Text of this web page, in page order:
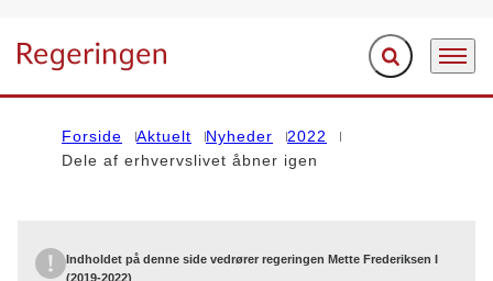
Gå til forsiden Fold søgefelt ud
Menu
Forside Aktuelt Nyheder
2022
Dele af erhvervslivet åbner igen
Indholdet på denne side vedrører regeringen Mette Frederiksen I
(2019-2022)